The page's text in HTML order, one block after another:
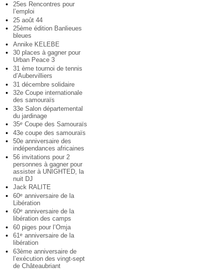
25es Rencontres pour
l’emploi
25 août 44
25ème édition Banlieues
bleues
Annike KELEBE
30 places à gagner pour
Urban Peace 3
31 ème tournoi de tennis
d’Aubervilliers
31 décembre solidaire
32e Coupe internationale
des samouraïs
33e Salon départemental
du jardinage
35e Coupe des Samouraïs
43e coupe des samouraïs
50e anniversaire des
indépendances africaines
56 invitations pour 2
personnes à gagner pour
assister à UNIGHTED, la
nuit DJ
Jack RALITE
60e anniversaire de la
Libération
60e anniversaire de la
libération des camps
60 piges pour l’Omja
61e anniversaire de la
libération
63ème anniversaire de
l’exécution des vingt-sept
de Châteaubriant